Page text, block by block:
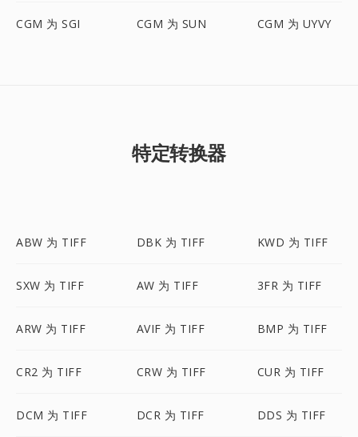
CGM 为 SGI CGM 为 SUN CGM 为 UYVY
特定转换器
ABW 为 TIFF DBK 为 TIFF KWD 为 TIFF
SXW 为 TIFF AW 为 TIFF 3FR 为 TIFF
ARW 为 TIFF AVIF 为 TIFF BMP 为 TIFF
CR2 为 TIFF CRW 为 TIFF CUR 为 TIFF
DCM 为 TIFF DCR 为 TIFF DDS 为 TIFF